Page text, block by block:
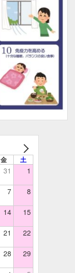
金 土
31 1
7 8
14 15
21 22
28 29